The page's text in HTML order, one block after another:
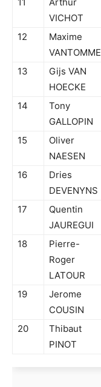
VICHOT
12
Maxime
VANTOMME
13
Gijs VAN
HOECKE
14
Tony
GALLOPIN
15
Oliver
NAESEN
16
Dries
DEVENYNS
17
Quentin
JAUREGUI
18
Pierre-
Roger
LATOUR
19
Jerome
COUSIN
20
Thibaut
PINOT